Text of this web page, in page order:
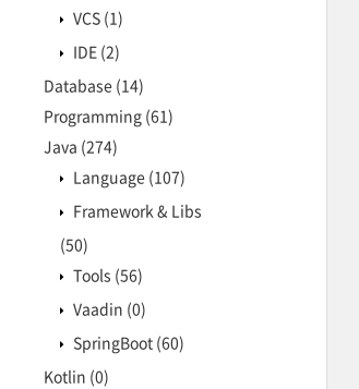
VCS (1)
IDE (2)
Database (14)
Programming (61)
Java (274)
Language (107)
Framework & Libs
(50)
Tools (56)
Vaadin (0)
SpringBoot (60)
Kotlin (0)